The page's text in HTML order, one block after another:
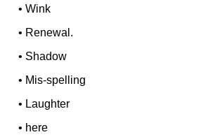
•Wink
• Renewal.
• Shadow
• Mis-spelling
• Laughter
• here